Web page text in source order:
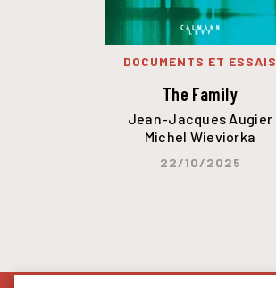
DOCUMENTS ET ESSAIS
The Family
Jean-Jacques Augier
Michel Wieviorka
22/10/2025